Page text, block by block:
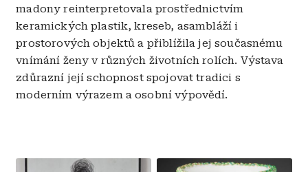
madony reinterpretovala prostřednictvím
keramických plastik, kreseb, asambláží i
prostorových objektů a přiblížila jej současnému
vnímání ženy v různých životních rolích. Výstava
zdůrazní její schopnost spojovat tradici s
moderním výrazem a osobní výpovědí.
Obrázek Obrázek